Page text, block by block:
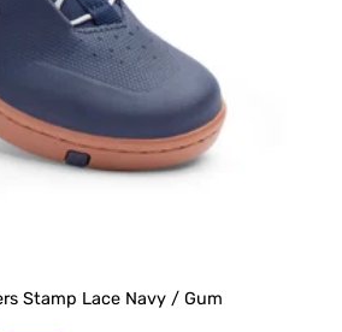
Stamp Lace Navy / Gum